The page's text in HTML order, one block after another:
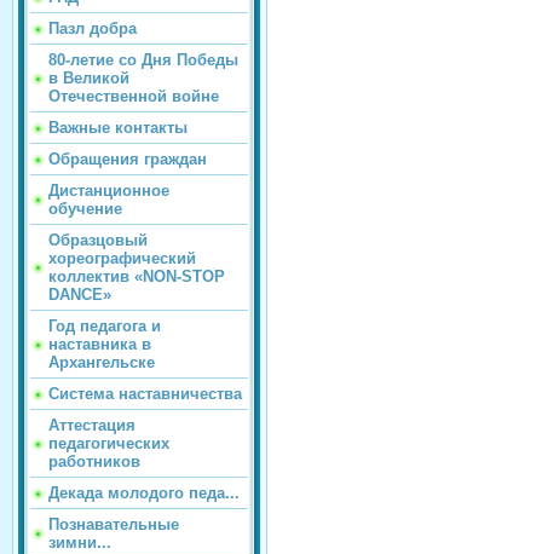
Пазл добра
80-летие со Дня Победы
в Великой
Отечественной войне
Важные контакты
Обращения граждан
Дистанционное
обучение
Образцовый
хореографический
коллектив «NON-STOP
DANCE»
Год педагога и
наставника в
Архангельске
Система наставничества
Аттестация
педагогических
работников
Декада молодого педа...
Познавательные
зимни...